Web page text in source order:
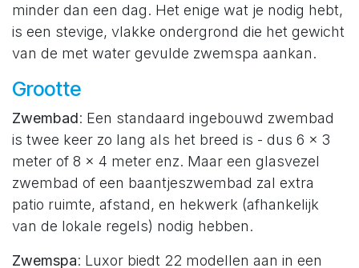
minder dan een dag. Het enige wat je nodig hebt,
is een stevige, vlakke ondergrond die het gewicht
van de met water gevulde zwemspa aankan.
Grootte
Zwembad: Een standaard ingebouwd zwembad
is twee keer zo lang als het breed is - dus 6 x 3
meter of 8 x 4 meter enz. Maar een glasvezel
zwembad of een baantjeszwembad zal extra
patio ruimte, afstand, en hekwerk (afhankelijk
van de lokale regels) nodig hebben.
Zwemspa: Luxor biedt 22 modellen aan in een